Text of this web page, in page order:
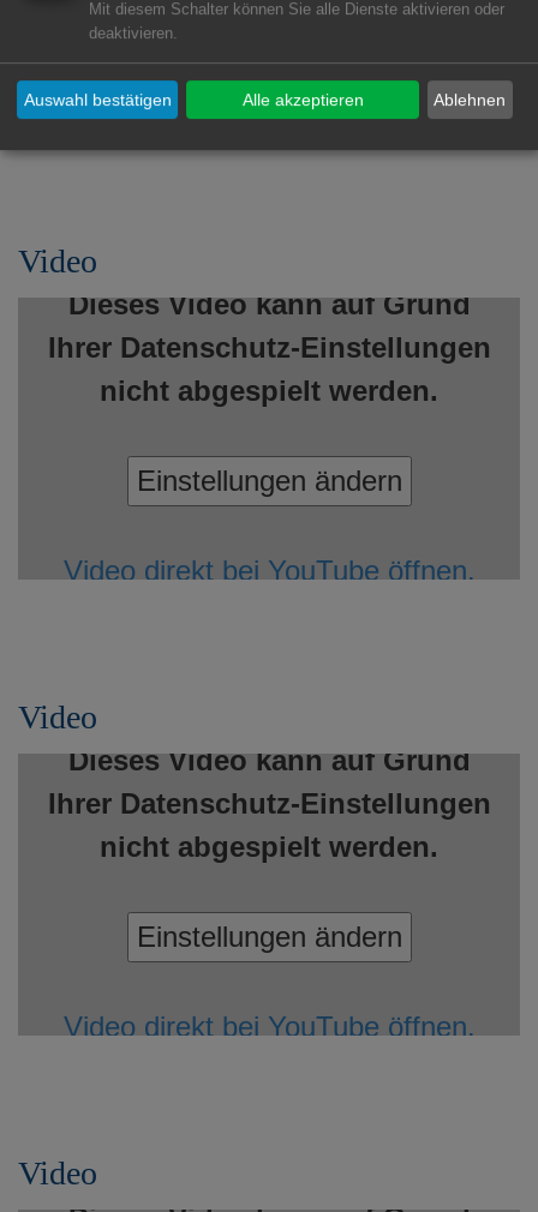
Einstellungen ändern
Video direkt bei YouTube öffnen.
Video
Dieses Video kann auf Grund
Ihrer Datenschutz-Einstellungen
nicht abgespielt werden.
Einstellungen ändern
Video direkt bei YouTube öffnen.
Video
Dieses Video kann auf Grund
Ihrer Datenschutz-Einstellungen
nicht abgespielt werden.
Einstellungen ändern
Video direkt bei YouTube öffnen.
Video
Mit diesem Schalter können Sie alle Dienste aktivieren oder
deaktivieren.
Ablehnen
Auswahl bestätigen Alle akzeptieren